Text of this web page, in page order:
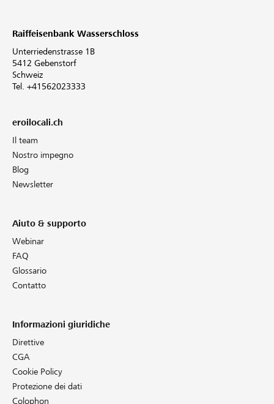
Raiffeisenbank Wasserschloss
Unterriedenstrasse 1B
5412 Gebenstorf
Schweiz
Tel. +41562023333
eroilocali.ch
Il team
Nostro impegno
Blog
Newsletter
Aiuto & supporto
Webinar
FAQ
Glossario
Contatto
Informazioni giuridiche
Direttive
CGA
Cookie Policy
Protezione dei dati
Colophon